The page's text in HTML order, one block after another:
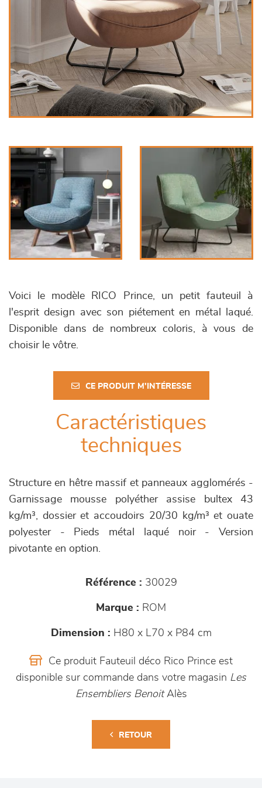
Voici le modèle RICO Prince, un petit fauteuil à
l'esprit design avec son piétement en métal laqué.
Disponible dans de nombreux coloris, à vous de
choisir le vôtre.
CE PRODUIT M'INTÉRESSE
Caractéristiques
techniques
Structure en hêtre massif et panneaux agglomérés -
Garnissage mousse polyéther assise bultex 43
kg/m³, dossier et accoudoirs 20/30 kg/m³ et ouate
polyester - Pieds métal laqué noir - Version
pivotante en option.
Référence : 30029
Marque : ROM
Dimension : H80 x L70 x P84 cm
Ce produit Fauteuil déco Rico Prince est
disponible sur commande dans votre magasin Les
Ensembliers BenoitAlès
RETOUR